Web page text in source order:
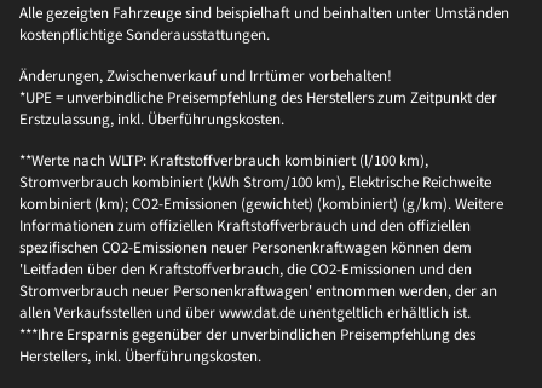
Alle gezeigten Fahrzeuge sind beispielhaft und beinhalten unter Umständen
kostenpflichtige Sonderausstattungen.
Änderungen, Zwischenverkauf und Irrtümer vorbehalten!
*UPE = unverbindliche Preisempfehlung des Herstellers zum Zeitpunkt der
Erstzulassung, inkl. Überführungskosten.
**Werte nach WLTP: Kraftstoffverbrauch kombiniert (l/100 km),
Stromverbrauch kombiniert (kWh Strom/100 km), Elektrische Reichweite
kombiniert (km); CO2-Emissionen (gewichtet) (kombiniert) (g/km). Weitere
Informationen zum offiziellen Kraftstoffverbrauch und den offiziellen
spezifischen CO2-Emissionen neuer Personenkraftwagen können dem
'Leitfaden über den Kraftstoffverbrauch, die CO2-Emissionen und den
Stromverbrauch neuer Personenkraftwagen' entnommen werden, der an
allen Verkaufsstellen und über www.dat.de unentgeltlich erhältlich ist.
***Ihre Ersparnis gegenüber der unverbindlichen Preisempfehlung des
Herstellers, inkl. Überführungskosten.